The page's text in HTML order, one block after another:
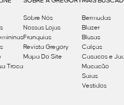
Troca
Sobre Nós
Nossas Lojas
Franquias
Revista Gregory
Mapa Do Site
Bermudas
Blazer
Blusas
Calças
Casacos e
Macacão
Saias
Vestidos